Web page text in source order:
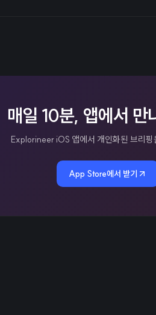
매일 10분, 앱에서 만
Explorineer iOS 앱에서 개인화된 브리핑
App Store에서 받기